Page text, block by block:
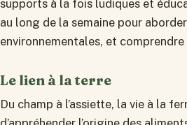
supports à la fois ludiques et
au long de la semaine pour
environnementales, et
Le lien à la terre
Du champ à l’assiette, la vie à la